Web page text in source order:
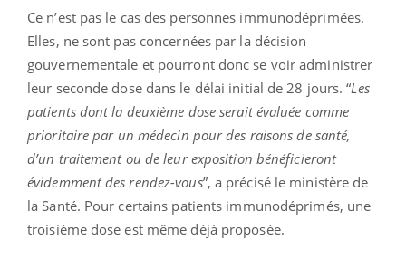
Ce n’est pas le cas des personnes immunodéprimées.
Elles, ne sont pas concernées par la décision
gouvernementale et pourront donc se voir administrer
leur seconde dose dans le délai initial de 28 jours. “Les
patients dont la deuxième dose serait évaluée comme
prioritaire par un médecin pour des raisons de santé,
d’un traitement ou de leur exposition bénéficieront
évidemment des rendez-vous”, a précisé le ministère de
la Santé. Pour certains patients immunodéprimés, une
troisième dose est même déjà proposée.